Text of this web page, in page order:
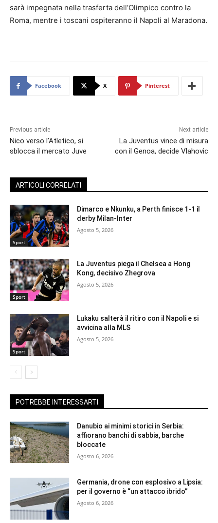
sarà impegnata nella trasferta dell’Olimpico contro la
Roma, mentre i toscani ospiteranno il Napoli al Maradona.
Facebook X Pinterest
Previous article
Nico verso l’Atletico, si
sblocca il mercato Juve
Next article
La Juventus vince di misura
con il Genoa, decide Vlahovic
ARTICOLI CORRELATI
Sport
Dimarco e Nkunku, a Perth finisce 1-1 il
derby Milan-Inter
Agosto 5, 2026
Sport
La Juventus piega il Chelsea a Hong
Kong, decisivo Zhegrova
Agosto 5, 2026
Sport
Lukaku salterà il ritiro con il Napoli e si
avvicina alla MLS
Agosto 5, 2026
POTREBBE INTERESSARTI
Danubio ai minimi storici in Serbia:
affiorano banchi di sabbia, barche
bloccate
Agosto 6, 2026
Germania, drone con esplosivo a Lipsia:
per il governo è “un attacco ibrido”
Agosto 6, 2026